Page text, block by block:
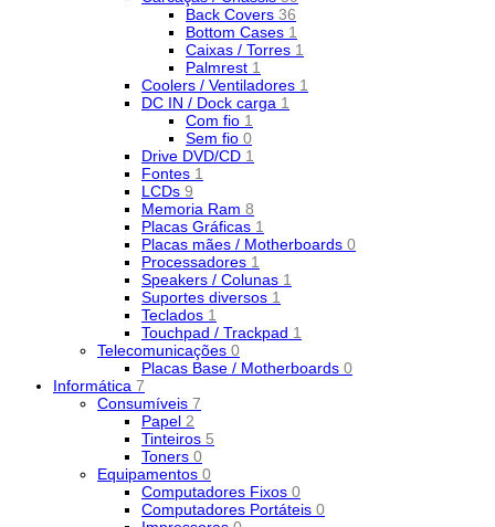
Back Covers 36
Bottom Cases 1
Caixas / Torres 1
Palmrest 1
Coolers / Ventiladores 1
DC IN / Dock carga 1
Com fio 1
Sem fio 0
Drive DVD/CD 1
Fontes 1
LCDs 9
Memoria Ram 8
Placas Gráficas 1
Placas mães / Motherboards 0
Processadores 1
Speakers / Colunas 1
Suportes diversos 1
Teclados 1
Touchpad / Trackpad 1
Telecomunicações 0
Placas Base / Motherboards 0
Informática 7
Consumíveis 7
Papel 2
Tinteiros 5
Toners 0
Equipamentos 0
Computadores Fixos 0
Computadores Portáteis 0